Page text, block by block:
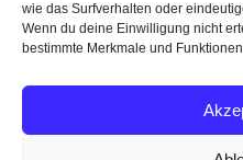
wie das Surfverhalten oder
Wenn du deine Einwilligung nicht
bestimmte Merkmale und
Benachrichtige mich über